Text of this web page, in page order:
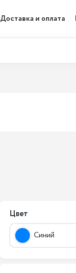
Доставка и оплата
Цвет
Синий